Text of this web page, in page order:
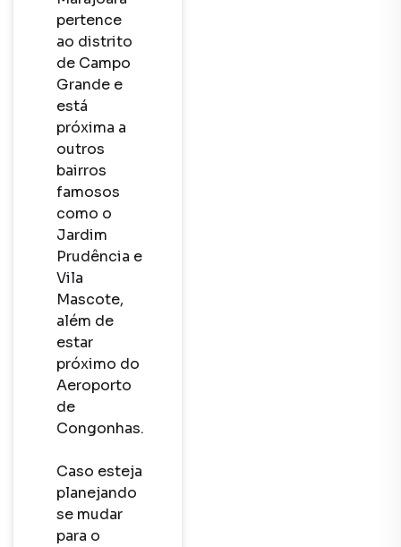
pertence
ao distrito
de Campo
Grande e
está
próxima a
outros
bairros
famosos
como o
Jardim
Prudência e
Vila
Mascote,
além de
estar
próximo do
Aeroporto
de
Congonhas.
Caso esteja
planejando
se mudar
para o